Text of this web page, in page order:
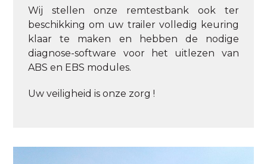
Wij stellen onze remtestbank ook ter
beschikking om uw trailer volledig keuring
klaar te maken en hebben de nodige
diagnose-software voor het uitlezen van
ABS en EBS modules.
Uw veiligheid is onze zorg !